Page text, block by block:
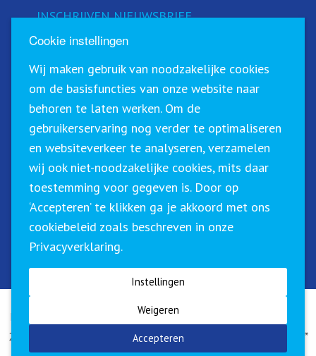
INSCHRIJVEN NIEUWSBRIEF
Schrijf u in voor onze nieuwsbrief!
Sirius Training & Advies staat geregistreerd in het
CRKBO (Centraal Register Kort Beroepsonderwijs). Dit
betekent dat wij onze trainingen binnen de geldende
richtlijnen btw-vrij (0%) kunnen aanbieden.
Klachtenregeling Algemene voorwaarden
2026 Sirius Training en Advies B.V. | Website by
*
Cookie instellingen
Wij maken gebruik van noodzakelijke cookies
om de basisfuncties van onze website naar
behoren te laten werken. Om de
gebruikerservaring nog verder te optimaliseren
en websiteverkeer te analyseren, verzamelen
wij ook niet-noodzakelijke cookies, mits daar
toestemming voor gegeven is. Door op
‘Accepteren’ te klikken ga je akkoord met ons
cookiebeleid zoals beschreven in onze
Privacyverklaring.
Instellingen
Weigeren
Accepteren